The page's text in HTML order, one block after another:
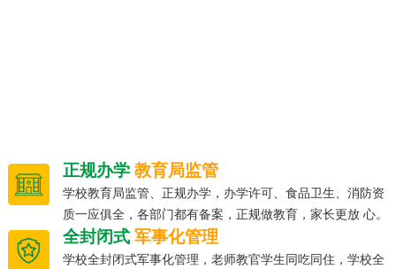
正规办学教育局监管
学校教育局监管、正规办学，办学许可、食品卫生、消防资
质一应俱全，各部门都有备案，正规做教育，家长更放 心。
全封闭式军事化管理
学校全封闭式军事化管理，老师教官学生同吃同住，学校全